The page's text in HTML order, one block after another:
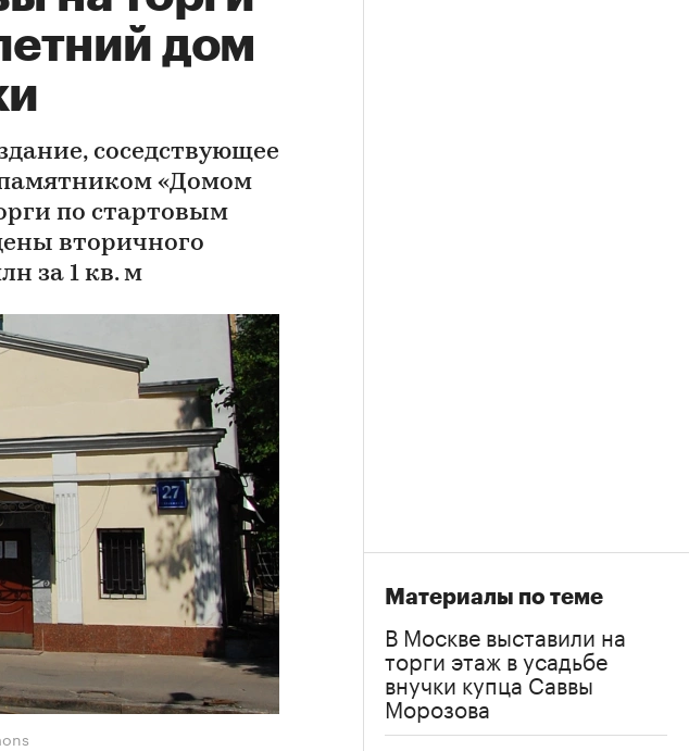
дом
соседствующее
«Домом
по стартовым
вторичного
за 1 кв. м
Материалы по теме
В Москве выставили на
торги этаж в усадьбе
внучки купца Саввы
Морозова